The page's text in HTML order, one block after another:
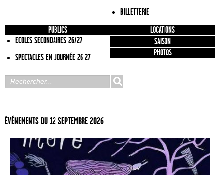
BILLETTERIE
PUBLICS
ECOLES SECONDAIRES 26/27
SPECTACLES EN JOURNÉE 26 27
LOCATIONS
SAISON
PHOTOS
ÉVÉNEMENTS DU 12 SEPTEMBRE 2026